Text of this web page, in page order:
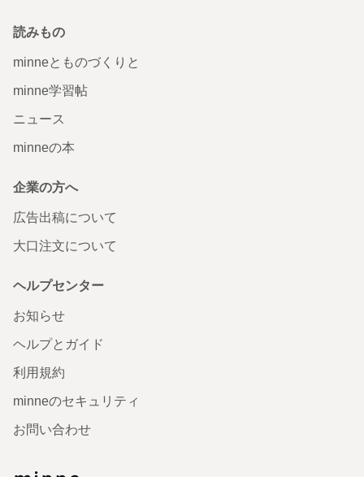
読みもの
minneとものづくりと
minne学習帖
ニュース
minneの本
企業の方へ
広告出稿について
大口注文について
ヘルプセンター
お知らせ
ヘルプとガイド
利用規約
minneのセキュリティ
お問い合わせ